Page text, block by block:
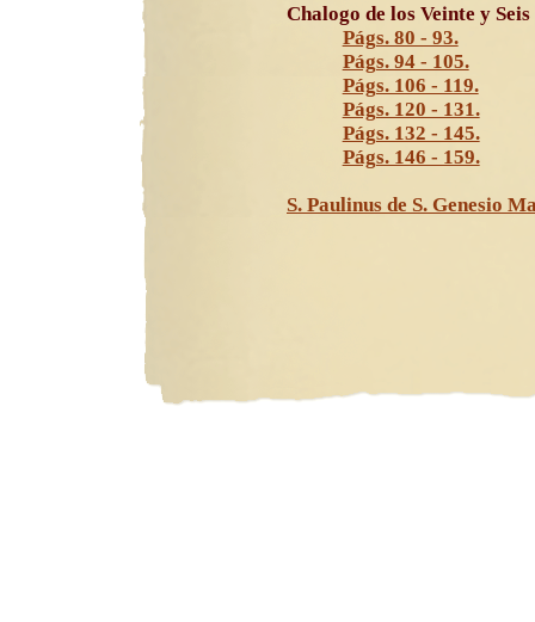
Chalogo de los Veinte y
Págs. 80 - 93.
Págs. 94 - 105.
Págs. 106 - 119.
Págs. 120 - 131.
Págs. 132 - 145.
Págs. 146 - 159.
S. Paulinus de S. Genesio